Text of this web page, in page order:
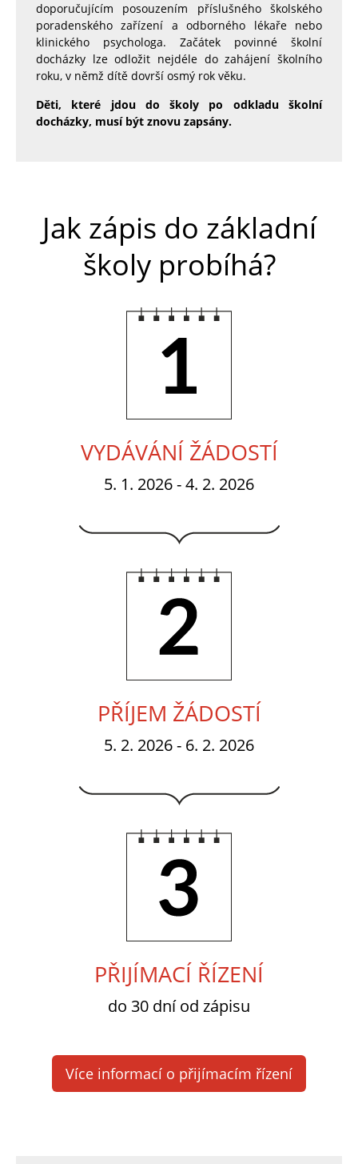
doporučujícím posouzením příslušného školského
poradenského zařízení a odborného lékaře nebo
klinického psychologa. Začátek povinné školní
docházky lze odložit nejdéle do zahájení školního
roku, v němž dítě dovrší osmý rok věku.
Děti, které jdou do školy po odkladu školní
docházky, musí být znovu zapsány.
Jak zápis do základní
školy probíhá?
VYDÁVÁNÍ ŽÁDOSTÍ
5. 1. 2026 - 4. 2. 2026
PŘÍJEM ŽÁDOSTÍ
5. 2. 2026 - 6. 2. 2026
PŘIJÍMACÍ ŘÍZENÍ
do 30 dní od zápisu
Více informací o přijímacím řízení